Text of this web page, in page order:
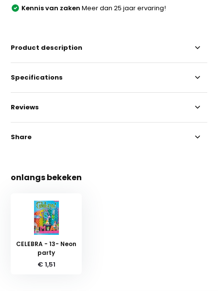
Kennis van zaken Meer dan 25 jaar ervaring!
Product description
Specifications
Reviews
Share
onlangs bekeken
CELEBRA - 13- Neon
party
€ 1,51